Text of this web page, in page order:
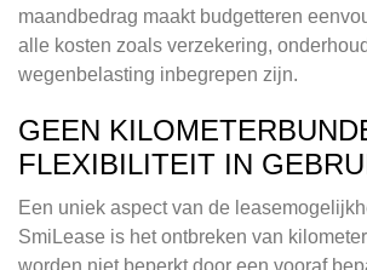
maandbedrag maakt budgetteren
alle kosten zoals verzekering,
wegenbelasting inbegrepen zijn.
GEEN
FLEXIBILITEIT IN
Een uniek aspect van de
SmiLease is het ontbreken van